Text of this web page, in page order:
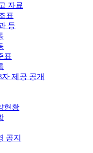
자료
표
등
표
제공 공개
현황
공지